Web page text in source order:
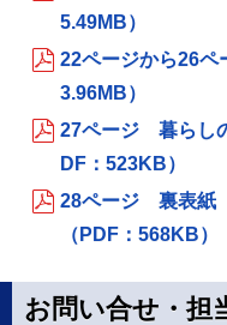
5.49MB）
22ページから26
3.96MB）
27ページ 暮らし
DF：523KB）
28ページ 裏表紙
（PDF：568KB）
お問い合せ・担